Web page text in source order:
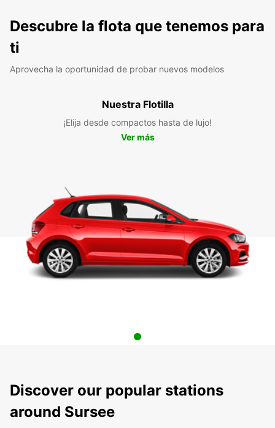
Descubre la flota que tenemos para
ti
Aprovecha la oportunidad de probar nuevos modelos
Nuestra Flotilla
¡Elija desde compactos hasta de lujo!
Ver más
Discover our popular stations
around Sursee